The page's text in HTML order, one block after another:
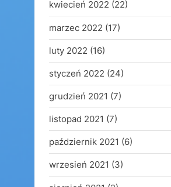
kwiecień 2022 (22)
marzec 2022 (17)
luty 2022 (16)
styczeń 2022 (24)
grudzień 2021 (7)
listopad 2021 (7)
październik 2021 (6)
wrzesień 2021 (3)